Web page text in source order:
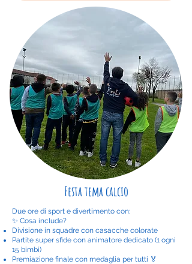
Festa tema calcio
Due ore di sport e divertimento con:
✨ Cosa include?
Divisione in squadre con casacche colorate
Partite super sfide con animatore dedicato (1 ogni
15 bimbi)
Premiazione finale con medaglia per tutti 🏅